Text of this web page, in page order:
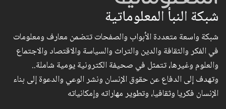
شبكة النبأ المعلوماتية
شبكة واسعة متعددة الأبواب والصفحات تتضمن معارف ومعلومات
في الفكر والثقافة والدين والتراث والسياسة والاقتصاد والاجتماع
والعلوم وغيرها، تتمثل في صحيفة الكترونية يومية شاملة..
وتهدف إلى الدفاع عن حقوق الإنسان ونشر الوعي والدعوة إلى بناء
الإنسان فكريا وثقافيا، وتطوير مهاراته وإمكانياته